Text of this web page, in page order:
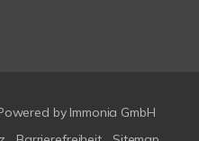
by Immonia GmbH